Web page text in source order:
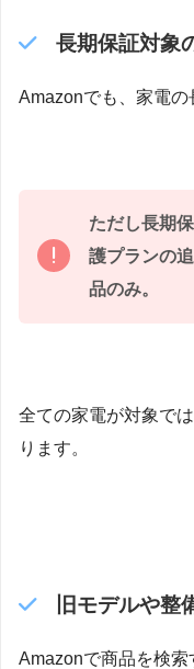
長期保証対象
Amazonでも、家電の
ただし長期
護プランの
品のみ。
全ての家電が対象で
ります。
旧モデルや整
Amazonで商品を検